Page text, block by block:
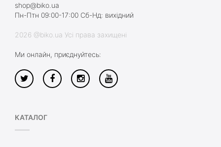
shop@biko.ua
Пн-Птн 09:00-17:00 Сб-Нд: вихідний
2026 @biko.ua Усі права захищені
Ми онлайн, приєднуйтесь:
КАТАЛОГ